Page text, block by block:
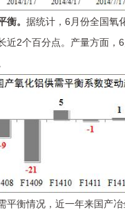
。 据统计，6月份全国氧
近2个百分点。产量方面，
衡情况，近一年来国产冶